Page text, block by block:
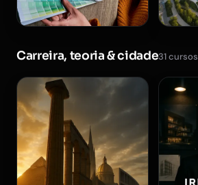
Carreira, teoria & cidade31 cursos